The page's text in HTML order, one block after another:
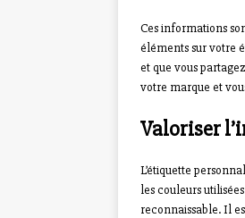
Ces informations
éléments sur votre
et que vous
votre marque et
Valoriser
L’étiquette
les couleurs
reconnaissable. Il